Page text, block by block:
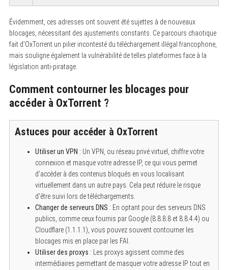
Évidemment, ces adresses ont souvent été sujettes à de nouveaux
blocages, nécessitant des ajustements constants. Ce parcours chaotique
fait d’OxTorrent un pilier incontesté du téléchargement illégal francophone,
mais souligne également la vulnérabilité de telles plateformes face à la
législation anti-piratage.
Comment contourner les blocages pour
accéder à OxTorrent ?
Astuces pour accéder à OxTorrent
Utiliser un VPN : Un VPN, ou réseau privé virtuel, chiffre votre
connexion et masque votre adresse IP, ce qui vous permet
d’accéder à des contenus bloqués en vous localisant
virtuellement dans un autre pays. Cela peut réduire le risque
d’être suivi lors de téléchargements.
Changer de serveurs DNS : En optant pour des serveurs DNS
publics, comme ceux fournis par Google (8.8.8.8 et 8.8.4.4) ou
Cloudflare (1.1.1.1), vous pouvez souvent contourner les
blocages mis en place par les FAI.
Utiliser des proxys : Les proxys agissent comme des
intermédiaires permettant de masquer votre adresse IP tout en